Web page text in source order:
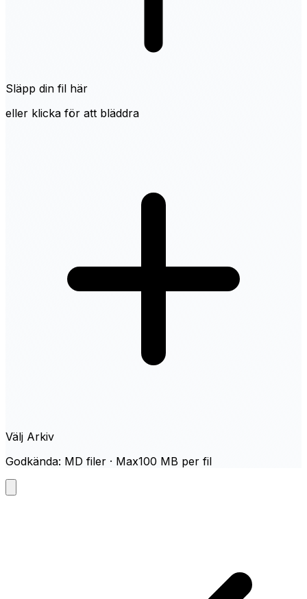
Släpp din fil här
eller klicka för att bläddra
Välj Arkiv
Godkända: MD filer · Max100 MB per fil